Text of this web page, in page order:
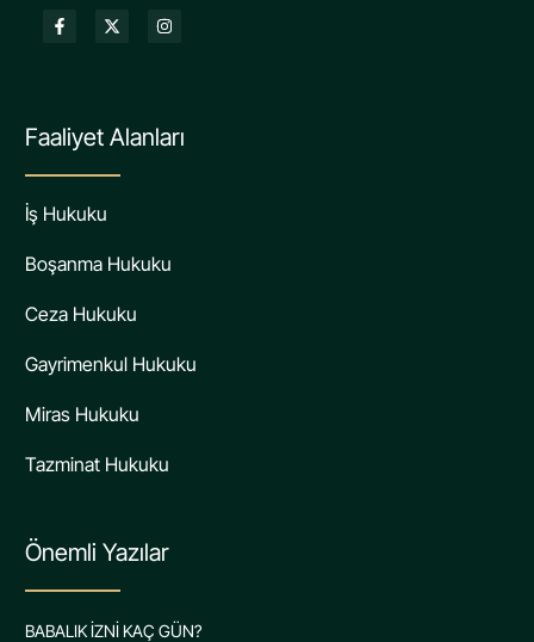
Faaliyet Alanları
İş Hukuku
Boşanma Hukuku
Ceza Hukuku
Gayrimenkul Hukuku
Miras Hukuku
Tazminat Hukuku
Önemli Yazılar
BABALIK İZNİ KAÇ GÜN?